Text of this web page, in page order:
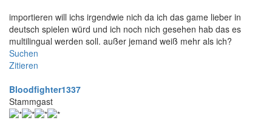
importieren will ichs irgendwie nich da ich das game lieber in
deutsch spielen würd und ich noch nich gesehen hab das es
multilingual werden soll. außer jemand weiß mehr als ich?
Suchen
Zitieren
Bloodfighter1337
Stammgast